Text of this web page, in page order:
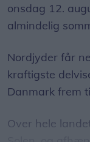
onsdag 12.
almindelig
Nordjyder får
kraftigste
Danmark frem
Over hele